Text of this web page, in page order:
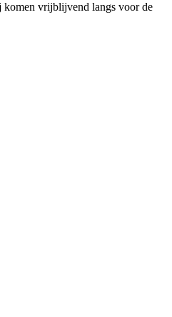
komen vrijblijvend langs voor de